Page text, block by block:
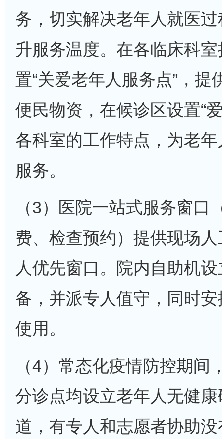
务，切实解决老年人就医
升服务温度。在各临床科
置“关爱老年人服务点”，
便民物资，在候诊区设置“
各科室的工作特点，为老
服务。
（3）医院一站式服务窗口
费、检查预约）提供现场
人优先窗口。院内自助机设
备，并派专人值守，同时
使用。
（4）常态化疫情防控期间
分诊点均设立老年人无健
道，有专人和志愿者协助